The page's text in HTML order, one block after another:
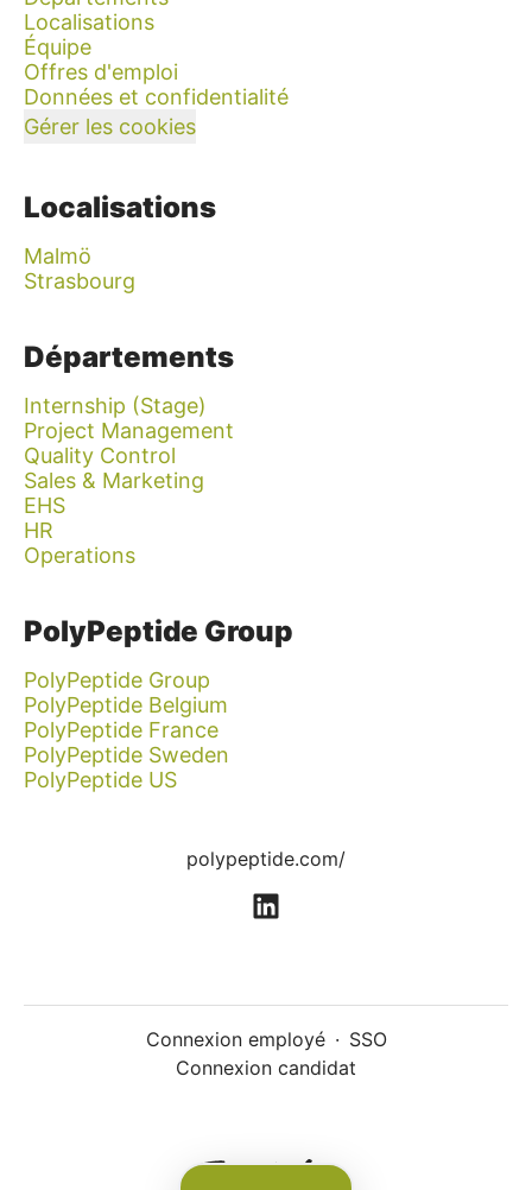
Localisations
Équipe
Offres d'emploi
Données et confidentialité
Gérer les cookies
Localisations
Malmö
Strasbourg
Départements
Internship (Stage)
Project Management
Quality Control
Sales & Marketing
EHS
HR
Operations
PolyPeptide Group
PolyPeptide Group
PolyPeptide Belgium
PolyPeptide France
PolyPeptide Sweden
PolyPeptide US
polypeptide.com/
Connexion employé · SSO
Connexion candidat